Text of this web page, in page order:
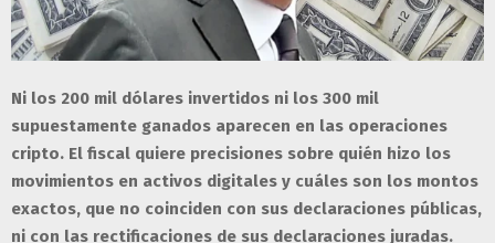
Ni los 200 mil dólares invertidos ni los 300 mil
supuestamente ganados aparecen en las operaciones
cripto. El fiscal quiere precisiones sobre quién hizo los
movimientos en activos digitales y cuáles son los montos
exactos, que no coinciden con sus declaraciones públicas,
ni con las rectificaciones de sus declaraciones juradas.